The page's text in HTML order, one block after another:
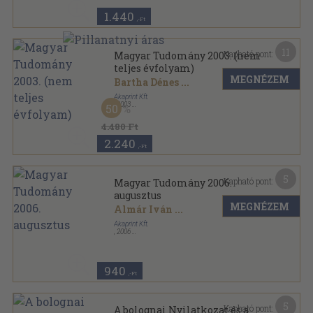
1.440 ,-Ft
Magyar Tudomány 2003. (nem
teljes évfolyam)
Bartha Dénes ...
Akaprint Kft.
, 2003
Ragasztott papírkötés
Magyar Tudomány sorozat
4.480 Ft
50
2.240 ,-Ft
Kapható pont:
MEGNÉZEM
Magyar Tudomány 2006.
augusztus
Almár Iván ...
Akaprint Kft.
2006
940 ,-Ft
Kapható pont:
MEGNÉZEM
A bolognai Nyilatkozat és aKapható pont: